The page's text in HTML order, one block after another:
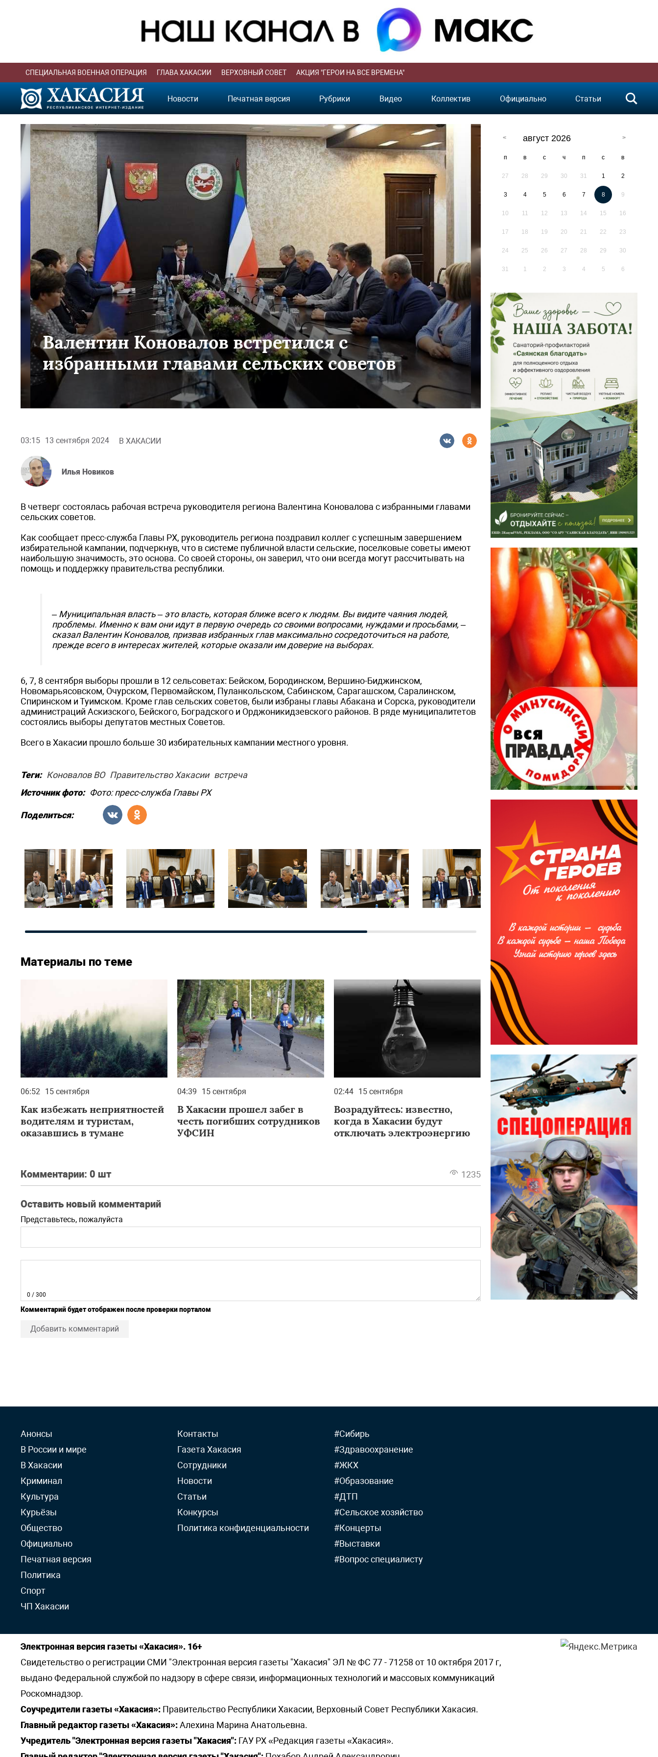
СПЕЦИАЛЬНАЯ ВОЕННАЯ ОПЕРАЦИЯ ГЛАВА ХАКАСИИ ВЕРХОВНЫЙ СОВЕТ АКЦИЯ "ГЕРОИ НА ВСЕ ВРЕМЕНА"
Новости Печатная версия Рубрики Видео Коллектив Официально Статьи
Валентин Коновалов встретился с
избранными главами сельских советов
03:15 13 сентября 2024 В ХАКАСИИ
Илья Новиков
В четверг состоялась рабочая встреча руководителя региона Валентина Коновалова с избранными главами
сельских советов.
Как сообщает пресс-служба Главы РХ, руководитель региона поздравил коллег с успешным завершением
избирательной кампании, подчеркнув, что в системе публичной власти сельские, поселковые советы имеют
наибольшую значимость, это основа. Со своей стороны, он заверил, что они всегда могут рассчитывать на
помощь и поддержку правительства республики.
– Муниципальная власть – это власть, которая ближе всего к людям. Вы видите чаяния людей,
проблемы. Именно к вам они идут в первую очередь со своими вопросами, нуждами и просьбами, –
сказал Валентин Коновалов, призвав избранных глав максимально сосредоточиться на работе,
прежде всего в интересах жителей, которые оказали им доверие на выборах.
6, 7, 8 сентября выборы прошли в 12 сельсоветах: Бейском, Бородинском, Вершино-Биджинском,
Новомарьясовском, Очурском, Первомайском, Пуланкольском, Сабинском, Сарагашском, Саралинском,
Спиринском и Туимском. Кроме глав сельских советов, были избраны главы Абакана и Сорска, руководители
администраций Аскизского, Бейского, Боградского и Орджоникидзевского районов. В ряде муниципалитетов
состоялись выборы депутатов местных Советов.
Всего в Хакасии прошло больше 30 избирательных кампании местного уровня.
Теги: Коновалов ВО Правительство Хакасии встреча
Источник фото: Фото: пресс-служба Главы РХ
Поделиться:
Материалы по теме
06:52 15 сентября
Как избежать неприятностей
водителям и туристам,
оказавшись в тумане
04:39 15 сентября
В Хакасии прошел забег в
честь погибших сотрудников
УФСИН
02:44 15 сентября
Возрадуйтесь: известно,
когда в Хакасии будут
отключать электроэнергию
Комментарии: 0 шт 1235
Оставить новый комментарий
Представьтесь, пожалуйста
0 / 300
Комментарий будет отображен после проверки порталом
Добавить комментарий
август 2026
п в с ч п с в
27 28 29 30 31 1 2
3 4 5 6 7 8 9
10 11 12 13 14 15 16
17 18 19 20 21 22 23
24 25 26 27 28 29 30
31 1 2 3 4 5 6
Анонсы
В России и мире
В Хакасии
Криминал
Культура
Курьёзы
Общество
Официально
Печатная версия
Политика
Спорт
ЧП Хакасии
Контакты
Газета Хакасия
Сотрудники
Новости
Статьи
Конкурсы
Политика конфиденциальности
#Сибирь
#Здравоохранение
#ЖКХ
#Образование
#ДТП
#Сельское хозяйство
#Концерты
#Выставки
#Вопрос специалисту
Электронная версия газеты «Хакасия». 16+
Свидетельство о регистрации СМИ "Электронная версия газеты "Хакасия" ЭЛ № ФС 77 - 71258 от 10 октября 2017 г,
выдано Федеральной службой по надзору в сфере связи, информационных технологий и массовых коммуникаций
Роскомнадзор.
Соучредители газеты «Хакасия»: Правительство Республики Хакасии, Верховный Совет Республики Хакасия.
Главный редактор газеты «Хакасия»:Алехина Марина Анатольевна.
Учредитель "Электронная версия газеты "Хакасия": ГАУ РХ «Редакция газеты «Хакасия».